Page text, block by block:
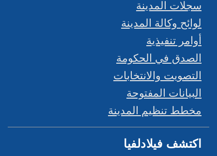
سجلات المدينة
لوائح وكالة المدينة
أوامر تنفيذية
الصدق في الحكومة
التصويت والانتخابات
البيانات المفتوحة
مخطط تنظيم المدينة
اكتشف فيلادلفيا